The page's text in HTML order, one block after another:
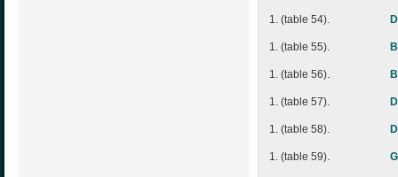
1. (table 54).
1. (table 55).
1. (table 56).
1. (table 57).
1. (table 58).
1. (table 59).